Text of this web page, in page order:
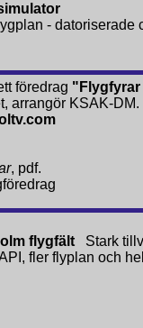
- datoriserade
föredrag "Flygfyrar
, arrangör KSAK-DM.
, pdf.
flygfält Stark
fler flyplan och